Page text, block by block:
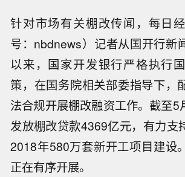
针对市场有关棚改传闻，每日
号：nbdnews）记者从国开行新
以来，国家开发银行严格执行
策，在国务院相关部委指导下，
法合规开展棚改融资工作。截至5
发放棚改贷款4369亿元，有力支
2018年580万套新开工项目建设
正在有序开展。